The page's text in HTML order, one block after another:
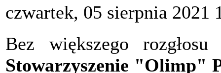
czwartek, 05 sierpnia 2021
Bez większego
Stowarzyszenie "Olimp"